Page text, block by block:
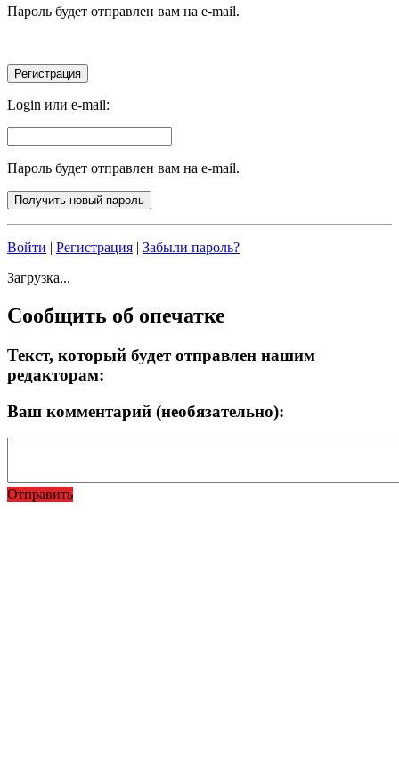
Пароль будет отправлен вам на e-mail.
Login или e-mail:
Пароль будет отправлен вам на e-mail.
Войти | Регистрация | Забыли пароль?
Загрузка...
Сообщить об опечатке
Текст, который будет отправлен нашим
редакторам:
Ваш комментарий (необязательно):
Отправить